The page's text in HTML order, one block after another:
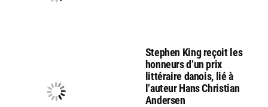
Stephen King reçoit les
honneurs d’un prix
littéraire danois, lié à
l’auteur Hans Christian
Andersen